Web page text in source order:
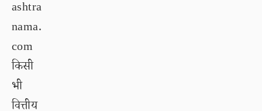
ashtra
nama.
com
किसी
भी
वित्तीय